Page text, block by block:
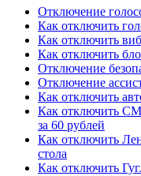
Отключение
Как отключить
Как отключить
Как отключить
Отключение
Отключение
Как отключить
Как отключить
за 60 рублей
Как отключить
стола
Как отключить